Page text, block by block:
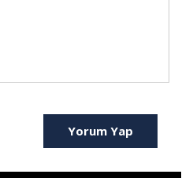
Yorum Yap